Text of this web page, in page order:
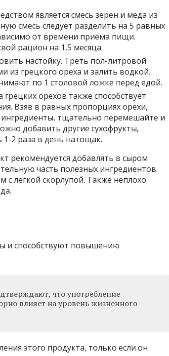
является смесь зерен и меда из
смесь следует разделить на 5 равных
от времени приема пищи.
рацион на 1,5 месяца.
настойку. Треть пол-литровой
из грецкого ореха и залить водкой.
по 1 столовой ложке перед едой.
орехов также способствует
Взяв в равных пропорциях орехи,
тщательно перемешайте и
добавить другие сухофрукты,
1-2 раза в день натощак.
рекомендуется добавлять в сыром
часть полезных ингредиентов.
с легкой скорлупой. Также неплохо
и способствуют повышению
что употребление
влияет на уровень жизненного
этого продукта, только если он